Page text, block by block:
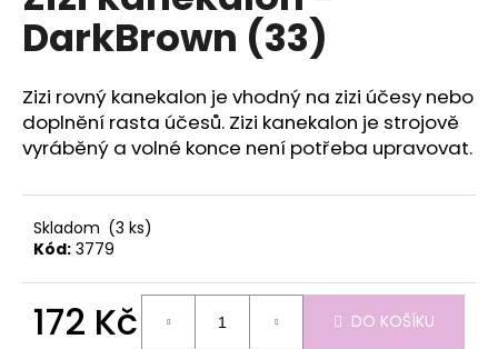
0,0
hvězdiček.
DarkBrown (33)
Zizi rovný kanekalon je vhodný na zizi účesy nebo
doplnění rasta účesů. Zizi kanekalon je strojově
vyráběný a volné konce není potřeba upravovat.
Skladom (3 ks)
Kód: 3779
172 Kč DO KOŠÍKU
a
j
í
t
?